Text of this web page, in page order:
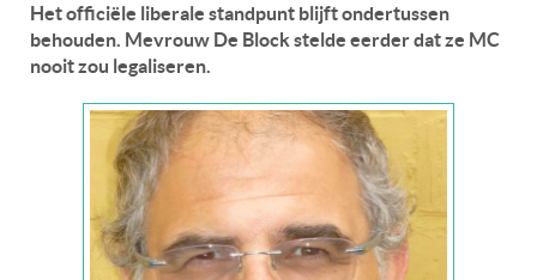
Het officiële liberale standpunt blijft ondertussen
behouden. Mevrouw De Block stelde eerder dat ze MC
nooit zou legaliseren.